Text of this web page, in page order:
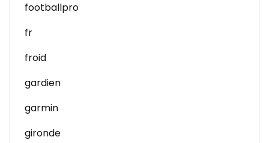
footballpro
fr
froid
gardien
garmin
gironde